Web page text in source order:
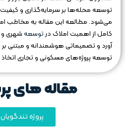
توسعه محله‌ها بر سرمایه‌گذاری و
می‌شود. مطالعه این مقاله به مخاطب
کامل از اهمیت املاک درتوسعهشهری
آورد و تصمیماتی هوشمندانه و مبتنی بر
توسعه پروژه‌های مسکونی و تجاری اتخاذ
مقاله های
پروژه تندگویان